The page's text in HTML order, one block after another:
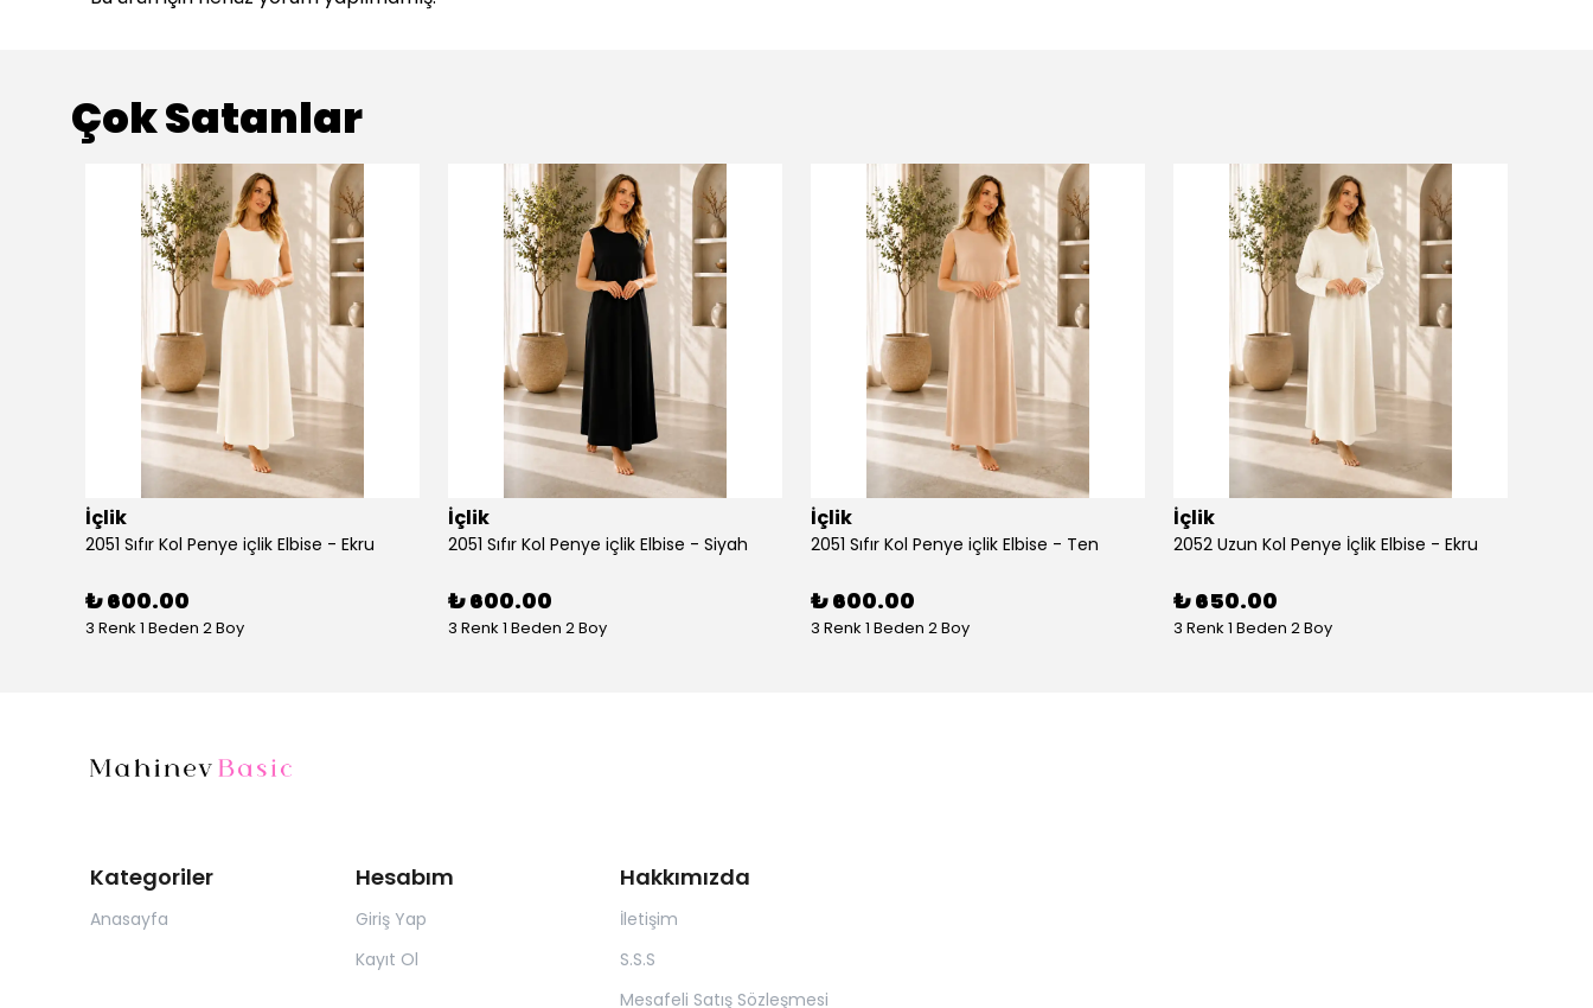
Çok Satanlar
İçlik
2051 Sıfır Kol Penye içlik Elbise - Ekru
₺ 600.00
3 Renk 1 Beden 2 Boy
İçlik
2051 Sıfır Kol Penye içlik Elbise - Siyah
₺ 600.00
3 Renk 1 Beden 2 Boy
İçlik
2051 Sıfır Kol Penye içlik Elbise - Ten
₺ 600.00
3 Renk 1 Beden 2 Boy
İçlik
2052 Uzun Kol Penye İçlik Elbise - Ekru
₺ 650.00
3 Renk 1 Beden 2 Boy
Kategoriler
Anasayfa
Hesabım
Giriş Yap
Kayıt Ol
Hakkımızda
İletişim
S.S.S
Mesafeli Satış Sözleşmesi